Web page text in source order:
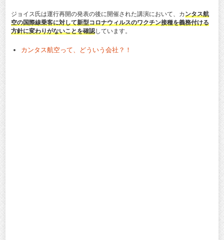
ジョイス氏は運行再開の発表の後に開催された講演において、カンタス航
空の国際線乗客に対して新型コロナウィルスのワクチン接種を義務付ける
方針に変わりがないことを確認しています。
カンタス航空って、どういう会社？！